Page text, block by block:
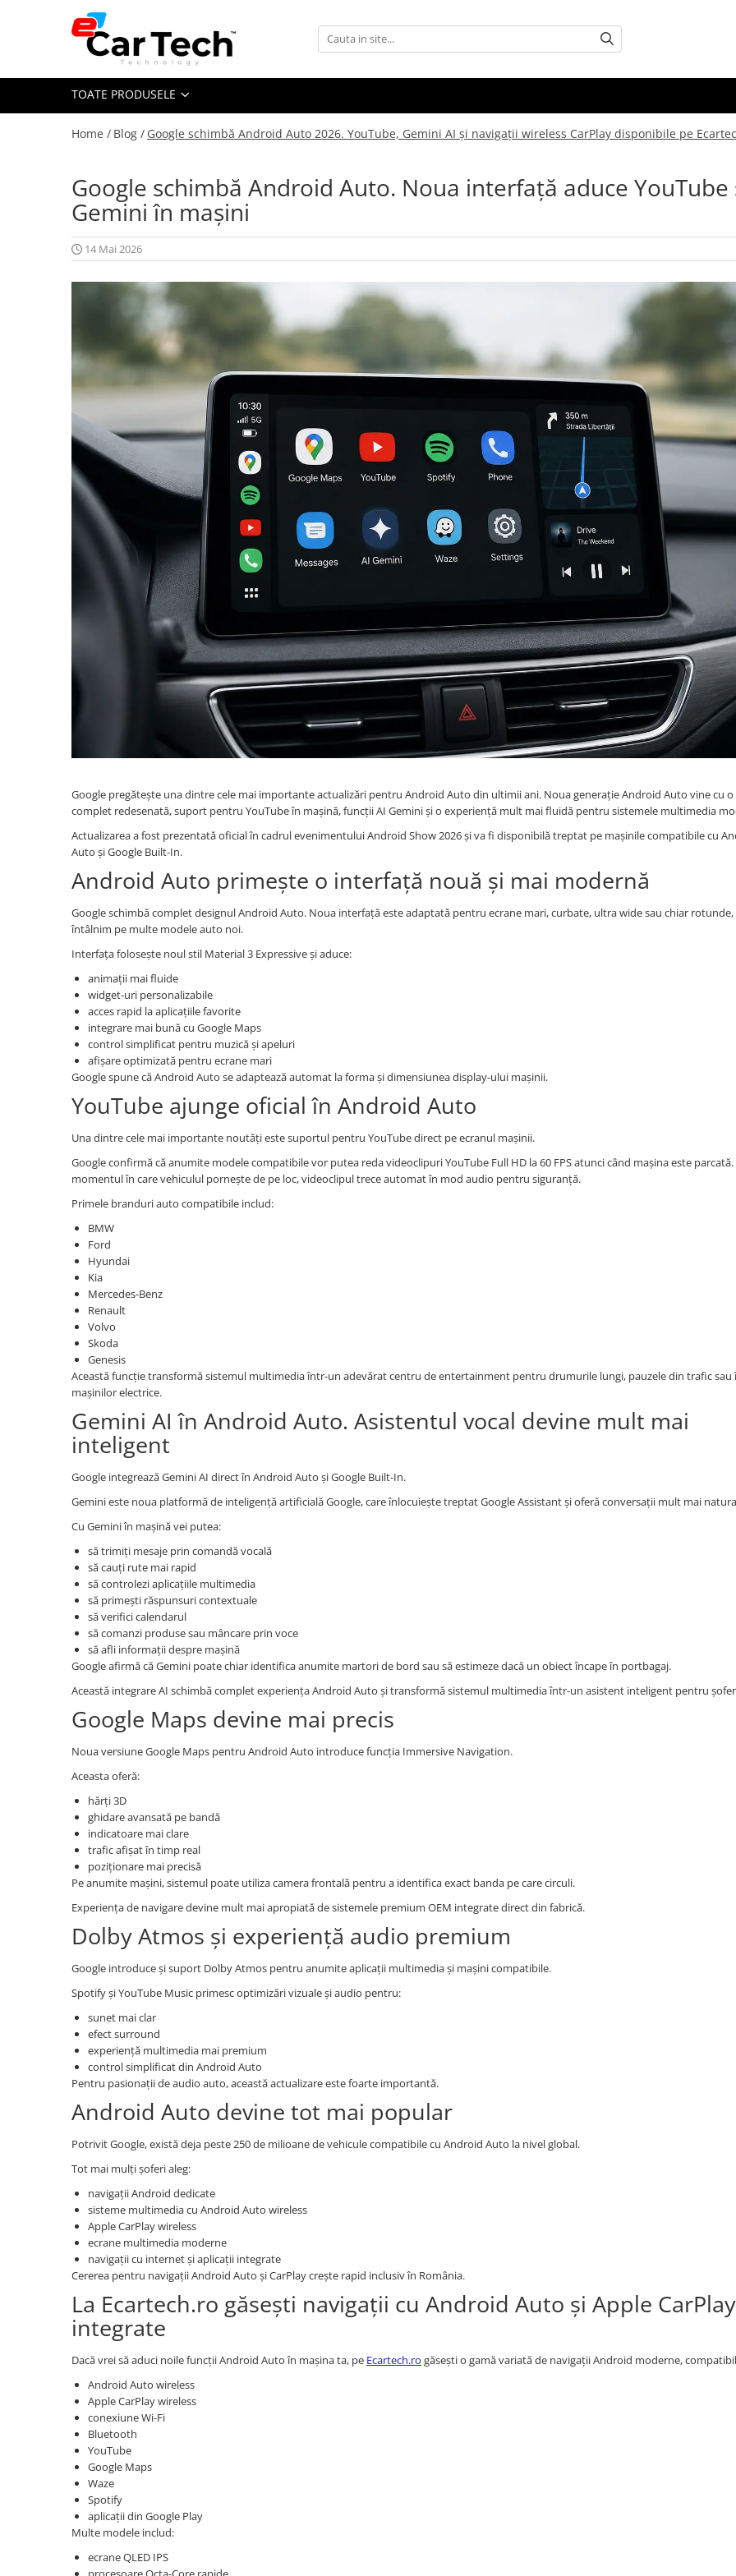
Toate Produsele
Navigatie dedicata
Navigatii Skoda
Navigatii Seat
Navigatii Ford
Navigatii Opel
Navigatii Toyota
Navigatii Peugeot
Navigatii Audi
Navigatii BMW
Navigatii Mercedes
Navigatii Fiat
Navigatii Nissan
Navigatii Citroen
Navigatii Suzuki
Navigatii KIA
Navigatii Mazda
Navigatii Porsche
Navigatii Iveco
Navigatii Chrysler
Navigatie universala
Navigatii 2 DIN
Navigatii 1 DIN
Navigatie GPS Portabil
Accesorii navigatii
CarPlay&Android Auto
Camera Marsarier
Camera Trafic DVR
Rama adaptare
Camera marsarier dedicata
Adaptoare Navigatii
Rame adaptare 2DIN
Camera frontala
Accesorii auto
Suport Telefon
Lanterne
Senzori Parcare
Electrice auto
Redresoare Auto
Modulatoare Auto FM
Invertoare auto
Cabluri Audio
Pompe transfer
Intretinere auto
Aspirator
Camera Endoscop
Trusa cale distributie
Echipamente service auto
Huse volan
Chei si truse chei
Accesorii compresoare
Aparate de lipit si capsat
Prelungitoare
Aeroterme
Dezumidificatoare
Compresoare aer
Boxe & Subwoofer Auto
Difuzore Auto
Casti Wireless
Subwoofer Auto
Amplificatoare auto
Retelistica & UPS
UPS & Stabilizatoare
Periferice si accesorii IT
Produse Resigilate
TOATE PRODUSELE
Home / Blog / Google schimbă Android Auto 2026. YouTube, Gemini AI și navigații wireless CarPlay disponibile pe
Google schimbă Android Auto. Noua interfață aduce YouTube
Gemini în mașini
14 Mai 2026
Google pregătește una dintre cele mai importante actualizări pentru Android Auto din ultimii ani. Noua generație Android Auto vine cu
complet redesenată, suport pentru YouTube în mașină, funcții AI Gemini și o experiență mult mai fluidă pentru sistemele multimedia
Actualizarea a fost prezentată oficial în cadrul evenimentului Android Show 2026 și va fi disponibilă treptat pe mașinile compatibile cu
Auto și Google Built-In.
Android Auto primește o interfață nouă și mai modernă
Google schimbă complet designul Android Auto. Noua interfață este adaptată pentru ecrane mari, curbate, ultra wide sau chiar rotunde,
întâlnim pe multe modele auto noi.
Interfața folosește noul stil Material 3 Expressive și aduce:
animații mai fluide
widget-uri personalizabile
acces rapid la aplicațiile favorite
integrare mai bună cu Google Maps
control simplificat pentru muzică și apeluri
afișare optimizată pentru ecrane mari
Google spune că Android Auto se adaptează automat la forma și dimensiunea display-ului mașinii.
YouTube ajunge oficial în Android Auto
Una dintre cele mai importante noutăți este suportul pentru YouTube direct pe ecranul mașinii.
Google confirmă că anumite modele compatibile vor putea reda videoclipuri YouTube Full HD la 60 FPS atunci când mașina este parcată.
momentul în care vehiculul pornește de pe loc, videoclipul trece automat în mod audio pentru siguranță.
Primele branduri auto compatibile includ:
BMW
Ford
Hyundai
Kia
Mercedes-Benz
Renault
Volvo
Skoda
Genesis
Această funcție transformă sistemul multimedia într-un adevărat centru de entertainment pentru drumurile lungi, pauzele din trafic sau
mașinilor electrice.
Gemini AI în Android Auto. Asistentul vocal devine mult mai
inteligent
Google integrează Gemini AI direct în Android Auto și Google Built-In.
Gemini este noua platformă de inteligență artificială Google, care înlocuiește treptat Google Assistant și oferă conversații mult mai
Cu Gemini în mașină vei putea:
să trimiți mesaje prin comandă vocală
să cauți rute mai rapid
să controlezi aplicațiile multimedia
să primești răspunsuri contextuale
să verifici calendarul
să comanzi produse sau mâncare prin voce
să afli informații despre mașină
Google afirmă că Gemini poate chiar identifica anumite martori de bord sau să estimeze dacă un obiect încape în portbagaj.
Această integrare AI schimbă complet experiența Android Auto și transformă sistemul multimedia într-un asistent inteligent pentru
Google Maps devine mai precis
Noua versiune Google Maps pentru Android Auto introduce funcția Immersive Navigation.
Aceasta oferă:
hărți 3D
ghidare avansată pe bandă
indicatoare mai clare
trafic afișat în timp real
poziționare mai precisă
Pe anumite mașini, sistemul poate utiliza camera frontală pentru a identifica exact banda pe care circuli.
Experiența de navigare devine mult mai apropiată de sistemele premium OEM integrate direct din fabrică.
Dolby Atmos și experiență audio premium
Google introduce și suport Dolby Atmos pentru anumite aplicații multimedia și mașini compatibile.
Spotify și YouTube Music primesc optimizări vizuale și audio pentru:
sunet mai clar
efect surround
experiență multimedia mai premium
control simplificat din Android Auto
Pentru pasionații de audio auto, această actualizare este foarte importantă.
Android Auto devine tot mai popular
Potrivit Google, există deja peste 250 de milioane de vehicule compatibile cu Android Auto la nivel global.
Tot mai mulți șoferi aleg:
navigații Android dedicate
sisteme multimedia cu Android Auto wireless
Apple CarPlay wireless
ecrane multimedia moderne
navigații cu internet și aplicații integrate
Cererea pentru navigații Android Auto și CarPlay crește rapid inclusiv în România.
La Ecartech.ro găsești navigații cu Android Auto și Apple CarPlay
integrate
Dacă vrei să aduci noile funcții Android Auto în mașina ta, pe Ecartech.ro găsești o gamă variată de navigații Android moderne,
Android Auto wireless
Apple CarPlay wireless
conexiune Wi-Fi
Bluetooth
YouTube
Google Maps
Waze
Spotify
aplicații din Google Play
Multe modele includ:
ecrane QLED IPS